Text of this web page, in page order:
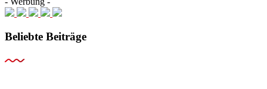
Beliebte Beiträge